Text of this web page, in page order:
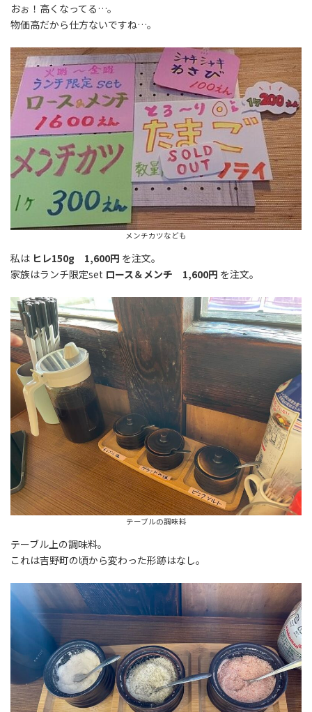
おぉ！高くなってる…。
物価高だから仕方ないですね…。
メンチカツなども
私は ヒレ150g 1,600円 を注文。
家族はランチ限定set ロース＆メンチ 1,600円 を注文。
テーブルの調味料
テーブル上の調味料。
これは吉野町の頃から変わった形跡はなし。